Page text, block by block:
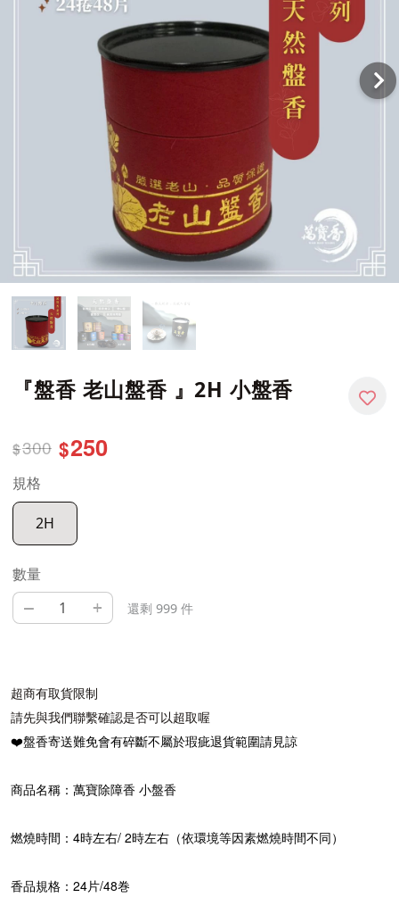
『盤香 老山盤香 』2H 小盤香
$300 $250
規格
2H
數量
– + 還剩 999 件
超商有取貨限制
請先與我們聯繫確認是否可以超取喔
❤️盤香寄送難免會有碎斷不屬於瑕疵退貨範圍請見諒
商品名稱：萬寶除障香 小盤香
燃燒時間： 4時左右/ 2時左右（依環境等因素燃燒時間不同）
香品規格： 24片/48巻